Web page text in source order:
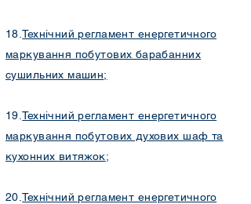
18.Технічний регламент енергетичного
маркування побутових барабанних
сушильних машин;
19.Технічний регламент енергетичного
маркування побутових духових шаф та
кухонних витяжок;
20.Технічний регламент енергетичного